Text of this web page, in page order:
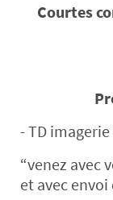
Courtes
- TD imagerie
“venez avec
et avec envoi